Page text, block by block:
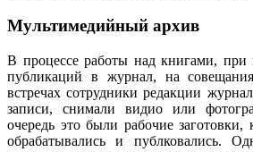
Мультимедийный архив
В процессе работы над книгами, при
публикаций в журнал, на
встречах сотрудники редакции
записи, снимали видио или
очередь это были рабочие
обрабатывались и публковались.